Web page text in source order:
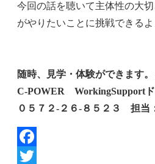
今回の話を聴いて主体性の大
がやりたいことに挑戦できる
随時、見学・体験ができます
C-POWER WorkingSupportド
０５７２‐２６‐８５２３ 担当
Facebook